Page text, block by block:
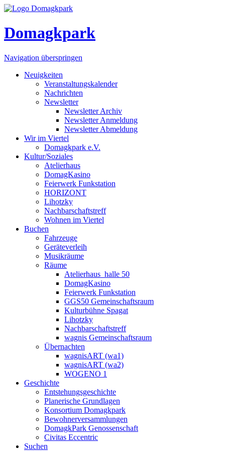
Domagkpark
Navigation überspringen
Neuigkeiten
Veranstaltungskalender
Nachrichten
Newsletter
Newsletter Archiv
Newsletter Anmeldung
Newsletter Abmeldung
Wir im Viertel
Domagkpark e.V.
Kultur/Soziales
Atelierhaus
DomagKasino
Feierwerk Funkstation
HORIZONT
Lihotzky
Nachbarschaftstreff
Wohnen im Viertel
Buchen
Fahrzeuge
Geräteverleih
Musikräume
Räume
Atelierhaus_halle 50
DomagKasino
Feierwerk Funkstation
GGS50 Gemeinschaftsraum
Kulturbühne Spagat
Lihotzky
Nachbarschaftstreff
wagnis Gemeinschaftsraum
Übernachten
wagnisART (wa1)
wagnisART (wa2)
WOGENO 1
Geschichte
Entstehungsgeschichte
Planerische Grundlagen
Konsortium Domagkpark
Bewohnerversammlungen
DomagkPark Genossenschaft
Civitas Eccentric
Suchen